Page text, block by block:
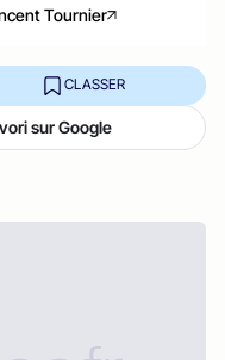
Tournier
CLASSER
sur Google